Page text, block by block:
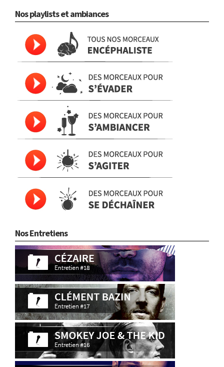
Nos playlists et ambiances
Nos Entretiens